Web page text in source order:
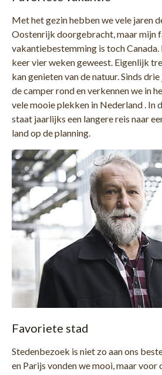
Met het gezin hebben we vele jaren
Oostenrijk doorgebracht, maar mijn
vakantiebestemming is toch
keer vier weken geweest. Eigenlijk
kan genieten van de natuur. Sinds
de camper rond en verkennen we in
vele mooie plekken in Nederland . In
staat jaarlijks een langere reis naar
land op de planning.
Favoriete stad
Stedenbezoek is niet zo aan ons
en Parijs vonden we mooi, maar voor